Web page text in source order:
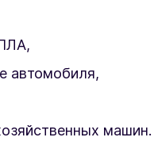
автомобиля,
машин.